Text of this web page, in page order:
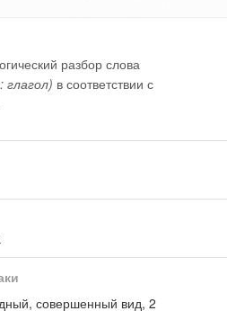
разбор слова
глагол) в соответствии с
совершенный вид, 2